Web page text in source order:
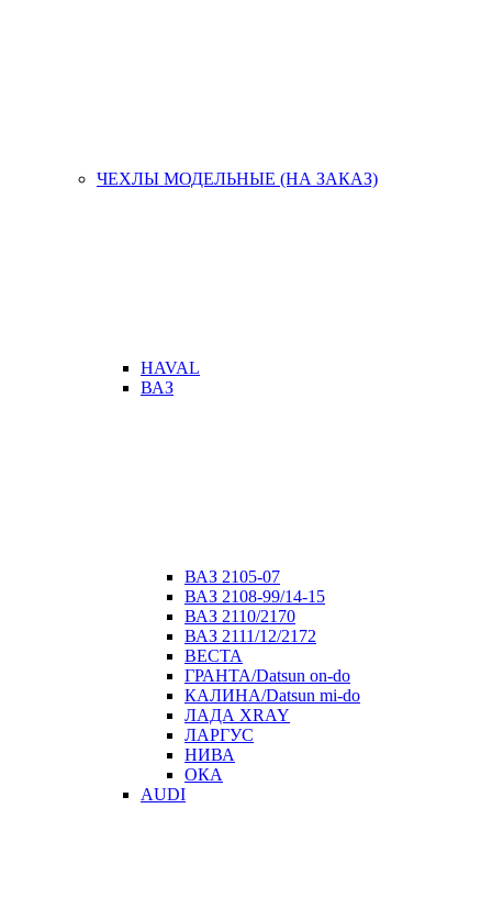
ЧЕХЛЫ МОДЕЛЬНЫЕ (НА ЗАКАЗ)
HAVAL
ВАЗ
ВАЗ 2105-07
ВАЗ 2108-99/14-15
ВАЗ 2110/2170
ВАЗ 2111/12/2172
ВЕСТА
ГРАНТА/Datsun on-do
КАЛИНА/Datsun mi-do
ЛАДА XRAY
ЛАРГУС
НИВА
ОКА
AUDI